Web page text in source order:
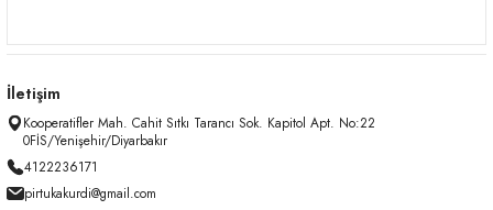
İletişim
Kooperatifler Mah. Cahit Sıtkı Tarancı Sok. Kapitol Apt. No:22
0FİS/Yenişehir/Diyarbakır
4122236171
pirtukakurdi@gmail.com